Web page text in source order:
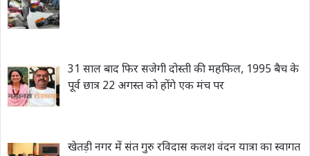
31 साल बाद फिर सजेगी दोस्ती की महफिल, 1995 बैच के
पूर्व छात्र 22 अगस्त को होंगे एक मंच पर
खेतड़ी नगर में संत गुरु रविदास कलश वंदन यात्रा का स्वागत